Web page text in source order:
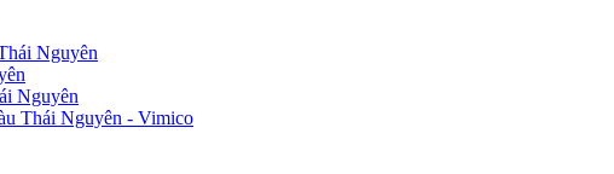
Nguyên
Nguyên
Thái Nguyên - Vimico